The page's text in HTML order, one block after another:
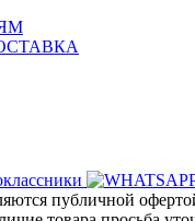
публичной